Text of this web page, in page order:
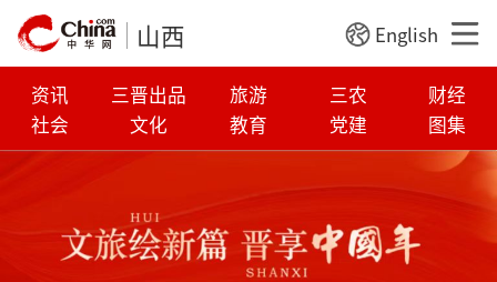
山西 English
资讯 三晋出品 旅游 三农
财经
社会
文化 教育 党建 图集